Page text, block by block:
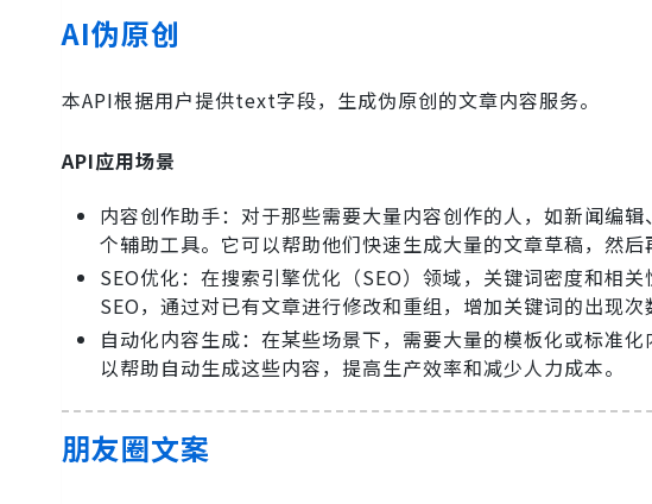
AI伪原创
本API根据用户提供text字段，生成伪原创的文章内容服务。
API应用场景
内容创作助手：对于那些需要大量内容创作的人，如新闻编
个辅助工具。它可以帮助他们快速生成大量的文章草稿，然后
SEO优化：在搜索引擎优化（SEO）领域，关键词密度和相
SEO，通过对已有文章进行修改和重组，增加关键词的出现
自动化内容生成：在某些场景下，需要大量的模板化或标准
以帮助自动生成这些内容，提高生产效率和减少人力成本。
朋友圈文案